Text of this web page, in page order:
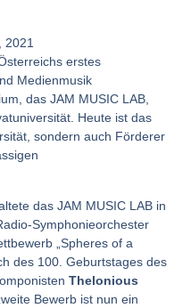
2021
erstes
Medienmusik
das JAM MUSIC LAB,
Heute ist das
sondern auch Förderer
das JAM MUSIC LAB in
Symphonieorchester
„Spheres of a
des 100. Geburtstages des
Thelonious
Bewerb ist nun ein